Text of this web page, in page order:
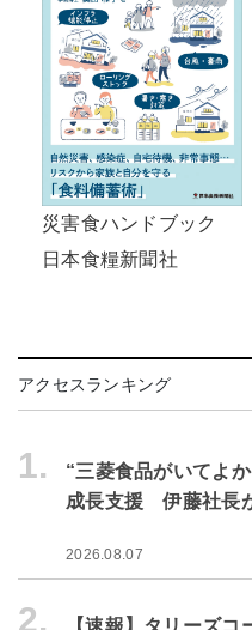
災害食ハンドブック
日本食糧新聞社
アクセスランキング
1.
“三菱食品がいてよ
成長支援 伊藤社長
2026.08.07
2.
【速報】タリーズ